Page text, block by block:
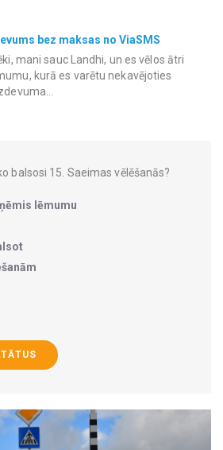
bez maksas no ViaSMS
mani sauc Landhi, un es vēlos ātri
kurā es varētu nekavējoties
balsosi 15. Saeimas vēlēšanās?
lēmumu